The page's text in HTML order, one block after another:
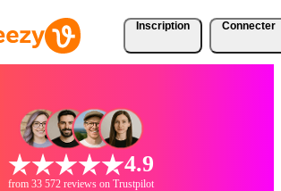
Inscription Connecter
4.9
from 33 572 reviews on Trustpilot